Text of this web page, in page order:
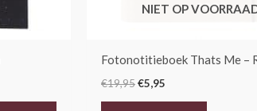
NIET OP
Fotonotitieboek Thats Me –
€19,95€5,95